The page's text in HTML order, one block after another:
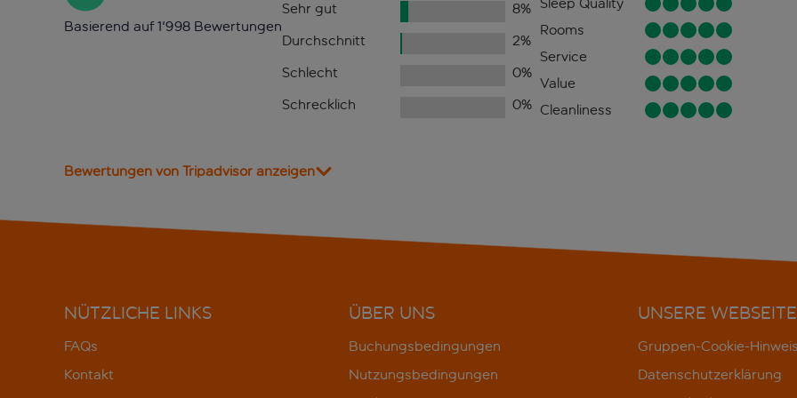
Basierend auf 1'998 Bewertungen
Sehr gut 8%
Durchschnitt
2%
Schlecht
0%
Schrecklich
0%
Rooms
Service
Value
Cleanliness
Bewertungen von Tripadvisor anzeigen
NÜTZLICHE LINKS
FAQs
Kontakt
ÜBER UNS
Buchungsbedingungen
Nutzungsbedingungen
UNSERE WEBSEITE
Gruppen-Cookie-
Datenschutzerklärung